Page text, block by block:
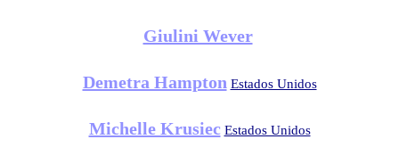
Giulini Wever
Demetra Hampton Estados Unidos
Michelle Krusiec Estados Unidos